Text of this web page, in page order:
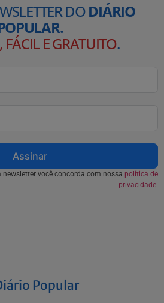
DODIÁRIO
FÁCIL E GRATUITO.
Assinar
newsletter você concorda com nossa política de
privacidade.
Popular